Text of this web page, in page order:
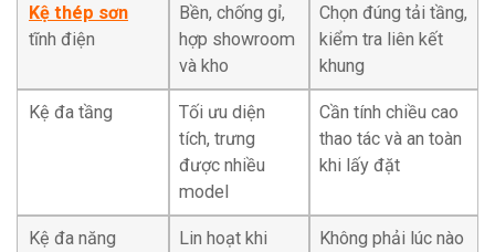
Kệ thép sơn
tĩnh điện
Bền, chống gỉ,
hợp showroom
và kho
Chọn đúng tải tầng,
kiểm tra liên kết
khung
Kệ đa tầng
Tối ưu diện
tích, trưng
được nhiều
model
Cần tính chiều cao
thao tác và an toàn
khi lấy đặt
Kệ đa năng
Lin hoạt khi
Không phải lúc nào